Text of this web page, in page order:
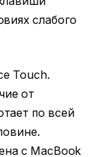
слабого
Touch.
от
по всей
с MacBook